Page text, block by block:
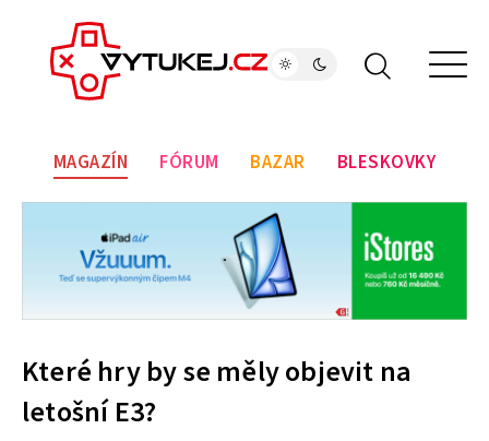
MAGAZÍN FÓRUM BAZAR BLESKOVKY
Které hry by se měly objevit na
letošní E3?